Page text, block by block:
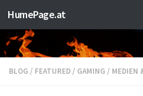
Zum Inhalt springen
HumePage.at
BLOG / FEATURED / GAMING / MEDIEN